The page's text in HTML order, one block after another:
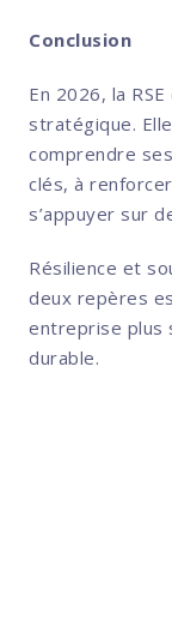
Conclusion
En 2026, la
stratégique.
comprendre
clés, à
s’appuyer sur
Résilience et
deux repères
entreprise plus
durable.